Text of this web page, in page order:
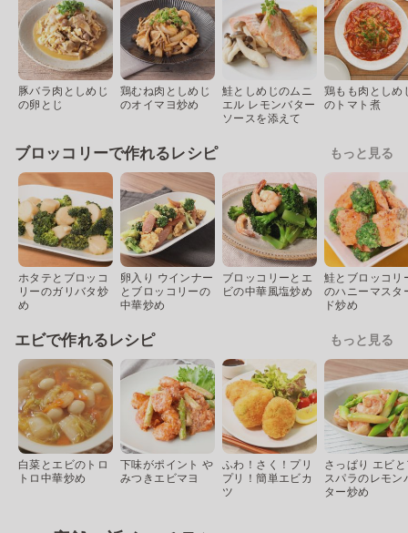
豚バラ肉としめじ
の卵とじ
鶏むね肉としめじ
のオイマヨ炒め
鮭としめじのムニ
エル レモンバター
ソースを添えて
鶏もも肉としめ
のトマト煮
ブロッコリーで作れるレシピ もっと見る
ホタテとブロッコ
リーのガリバタ炒
め
卵入り ウインナー
とブロッコリーの
中華炒め
ブロッコリーとエ
ビの中華風塩炒め
鮭とブロッコリ
のハニーマスタ
ド炒め
エビで作れるレシピ もっと見る
白菜とエビのトロ
トロ中華炒め
下味がポイント や
みつきエビマヨ
ふわ！さく！プリ
プリ！簡単エビカ
ツ
さっぱり エビ
スパラのレモン
ター炒め